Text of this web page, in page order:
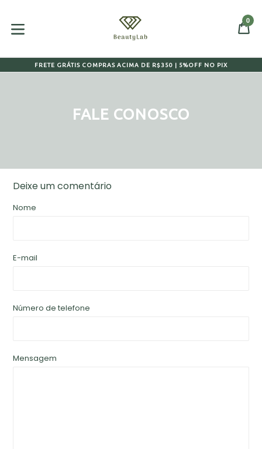
0
FRETE GRÁTIS COMPRAS ACIMA DE R$350 | 5%OFF NO PIX
FALE CONOSCO
Deixe um comentário
Nome
E-mail
Número de telefone
Mensagem